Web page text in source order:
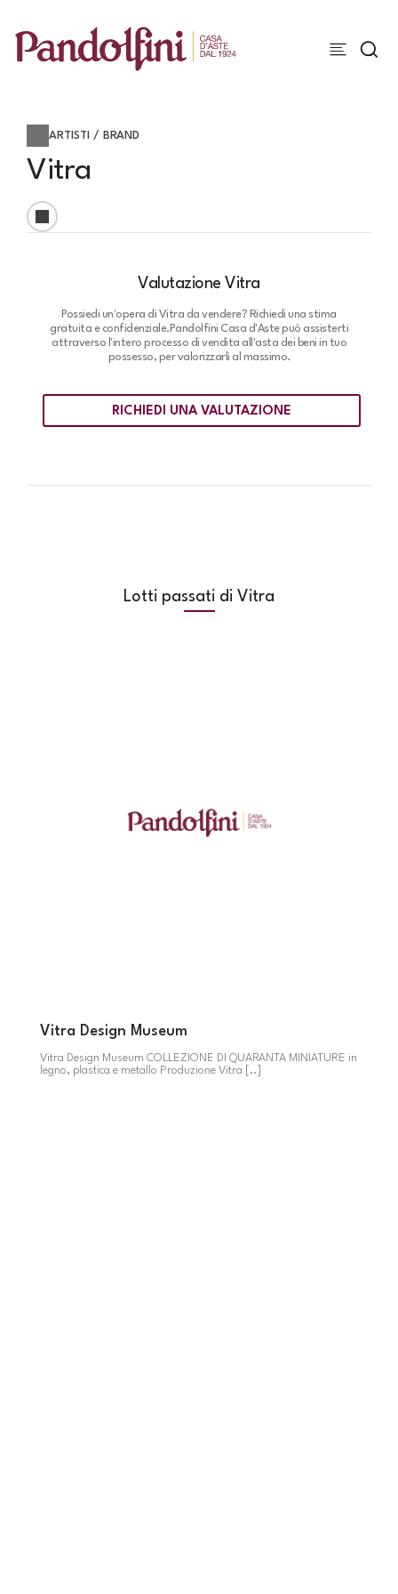
ARTISTI / BRAND
Vitra
Valutazione Vitra
Possiedi un'opera di Vitra da vendere? Richiedi una stima
gratuita e confidenziale. Pandolfini Casa d'Aste può assisterti
attraverso l'intero processo di vendita all'asta dei beni in tuo
possesso, per valorizzarli al massimo.
RICHIEDI UNA VALUTAZIONE
Lotti passati di Vitra
Vitra Design Museum
Vitra Design Museum COLLEZIONE DI QUARANTA MINIATURE in
legno, plastica e metallo Produzione Vitra [..]